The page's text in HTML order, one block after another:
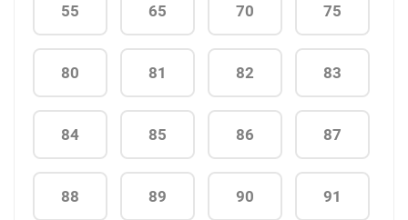
55 65 70 75
80 81 82 83
84 85 86 87
88 89 90 91